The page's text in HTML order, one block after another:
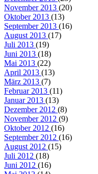
November 2013 (20)
Oktober 2013 (13)
September 2013 (16)
August 2013 (17)
Juli 2013 (19)
Juni 2013 (18)
Mai 2013 (22)
April 2013 (13)
März 2013 (7)
Februar 2013 (11)
Januar 2013 (13)
Dezember 2012 (8)
November 2012 (9)
Oktober 2012 (16)
September 2012 (16)
August 2012 (15)
Juli 2012 (18)
Juni 2012 (16)